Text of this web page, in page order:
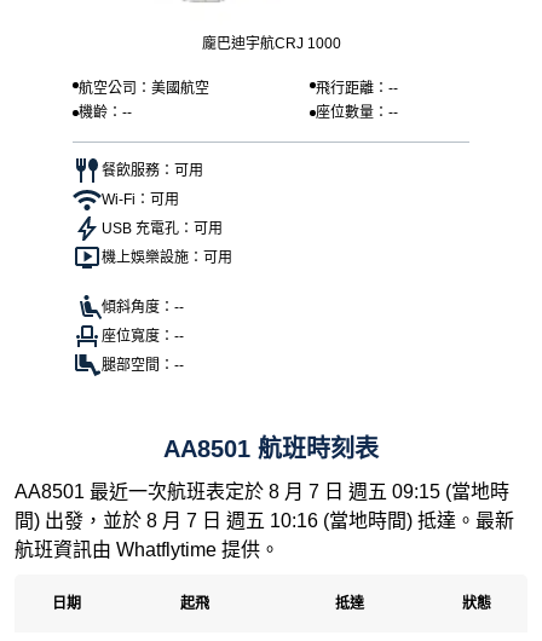
龐巴迪宇航CRJ 1000
航空公司：美國航空
飛行距離：--
機齡：--
座位數量：--
餐飲服務：可用
Wi-Fi：可用
USB 充電孔：可用
機上娛樂設施：可用
傾斜角度：--
座位寬度：--
腿部空間：--
AA8501 航班時刻表
AA8501 最近一次航班表定於 8 月 7 日 週五 09:15 (當地時
間) 出發，並於 8 月 7 日 週五 10:16 (當地時間) 抵達。最新
航班資訊由 Whatflytime 提供。
日期 起飛 抵達 狀態